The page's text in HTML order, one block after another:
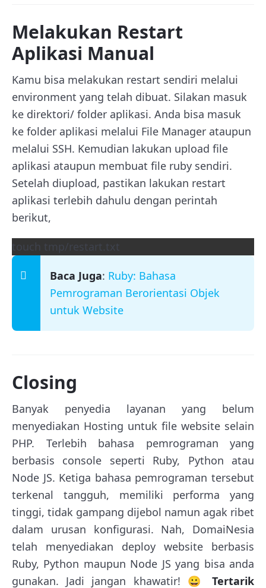
Melakukan Restart
Aplikasi Manual
Kamu bisa melakukan restart sendiri melalui
environment yang telah dibuat. Silakan masuk
ke direktori/ folder aplikasi. Anda bisa masuk
ke folder aplikasi melalui File Manager ataupun
melalui SSH. Kemudian lakukan upload file
aplikasi ataupun membuat file ruby sendiri.
Setelah diupload, pastikan lakukan restart
aplikasi terlebih dahulu dengan perintah
berikut,
touch tmp/restart.txt
Baca Juga: Ruby: Bahasa
Pemrograman Berorientasi Objek
untuk Website
Closing
Banyak penyedia layanan yang belum
menyediakan Hosting untuk file website selain
PHP. Terlebih bahasa pemrograman yang
berbasis console seperti Ruby, Python atau
Node JS. Ketiga bahasa pemrograman tersebut
terkenal tangguh, memiliki performa yang
tinggi, tidak gampang dijebol namun agak ribet
dalam urusan konfigurasi. Nah, DomaiNesia
telah menyediakan deploy website berbasis
Ruby, Python maupun Node JS yang bisa anda
gunakan. Jadi jangan khawatir! 😀 Tertarik